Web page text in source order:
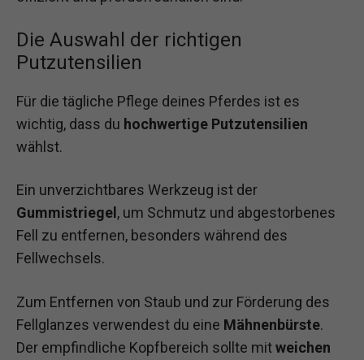
Die Auswahl der richtigen
Putzutensilien
Für die tägliche Pflege deines Pferdes ist es
wichtig, dass du hochwertige Putzutensilien
wählst.
Ein unverzichtbares Werkzeug ist der
Gummistriegel , um Schmutz und abgestorbenes
Fell zu entfernen, besonders während des
Fellwechsels.
Zum Entfernen von Staub und zur Förderung des
Fellglanzes verwendest du eine Mähnenbürste.
Der empfindliche Kopfbereich sollte mitweichen